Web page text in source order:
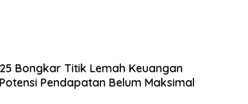
Bongkar Titik Lemah Keuangan
Pendapatan Belum Maksimal